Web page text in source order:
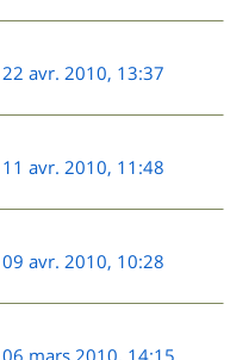
22 avr. 2010, 13:37
11 avr. 2010, 11:48
09 avr. 2010, 10:28
06 mars 2010, 14:15